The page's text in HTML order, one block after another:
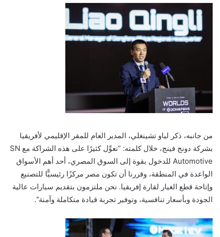
من جانبه، ذكر لياو تشينغلي، المدير العام للمقر الإقليمي لأفريقيا
بشركة دونج فينج، خلال كلمته: “نعوِّل كثيرًا على هذه الشراكة مع SN
Automotive للدخول بقوة إلى السوق المصري، أحد أهم الأسواق
الواعدة في المنطقة، وقررنا أن تكون مصر مركزًا رئيسيًّا للتصنيع
وإتاحة قطع الغيار لقارة إفريقيا. نحن ملتزمون بتقديم سيارات عالية
الجودة وبأسعار تنافسية، وتوفير تجربة قيادة متكاملة وآمنة”.